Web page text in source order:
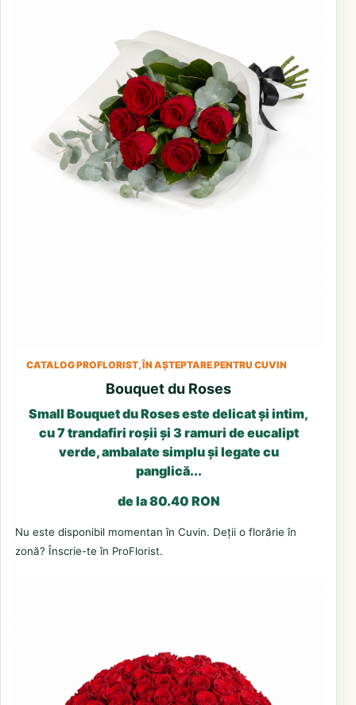
CATALOG PROFLORIST, ÎN AȘTEPTARE PENTRU CUVIN
Bouquet du Roses
Small Bouquet du Roses este delicat și intim,
cu 7 trandafiri roșii și 3 ramuri de eucalipt
verde, ambalate simplu și legate cu
panglică...
de la 80.40 RON
Nu este disponibil momentan în Cuvin. Deții o florărie în
zonă? Înscrie-te în ProFlorist.